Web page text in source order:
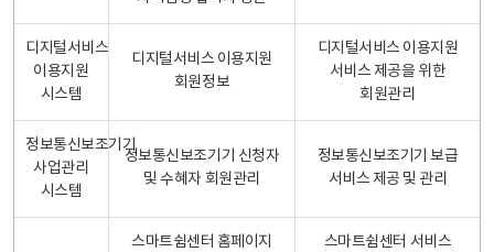
디지털서비스
이용지원
시스템
디지털서비스 이용지원
회원정보
디지털서비스 이용지원
서비스 제공을 위한
회원관리
정보통신보조기기
사업관리
시스템
정보통신보조기기 신청자
및 수혜자 회원관리
정보통신보조기기 보급
서비스 제공 및 관리
스마트쉼센터 홈페이지
스마트쉼센터 서비스